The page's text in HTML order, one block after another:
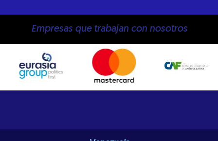
Empresas que trabajan con nosotros